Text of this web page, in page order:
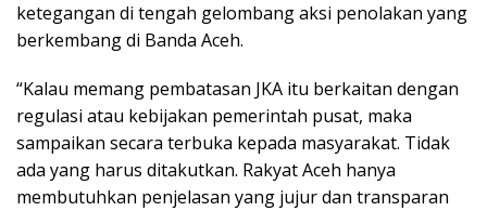
ketegangan di tengah gelombang aksi penolakan yang
berkembang di Banda Aceh.
“Kalau memang pembatasan JKA itu berkaitan dengan
regulasi atau kebijakan pemerintah pusat, maka
sampaikan secara terbuka kepada masyarakat. Tidak
ada yang harus ditakutkan. Rakyat Aceh hanya
membutuhkan penjelasan yang jujur dan transparan